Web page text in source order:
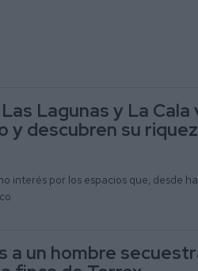
Lagunas y La Cala
y descubren su
interés por los espacios que, desde
a un hombre